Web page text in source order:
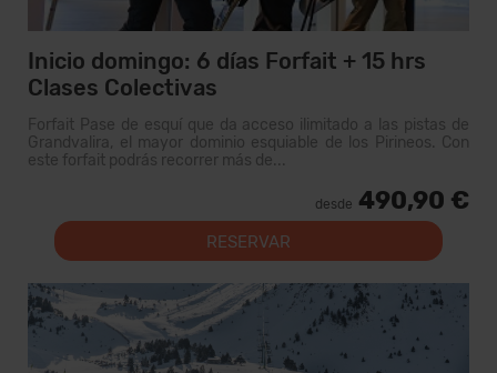
Inicio domingo: 6 días Forfait + 15 hrs
Clases Colectivas
Forfait Pase de esquí que da acceso ilimitado a las pistas de
Grandvalira, el mayor dominio esquiable de los Pirineos. Con
este forfait podrás recorrer más de...
desde 490,90 €
RESERVAR